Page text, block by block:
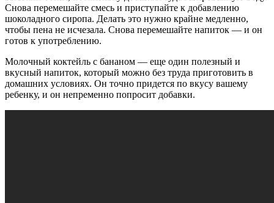
Снова перемешайте смесь и приступайте к добавлению
шоколадного сиропа. Делать это нужно крайне медленно,
чтобы пена не исчезала. Снова перемешайте напиток — и он
готов к употреблению.
Молочный коктейль с бананом — еще один полезный и
вкусный напиток, который можно без труда приготовить в
домашних условиях. Он точно придется по вкусу вашему
ребенку, и он непременно попросит добавки.